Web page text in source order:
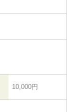
10,000円